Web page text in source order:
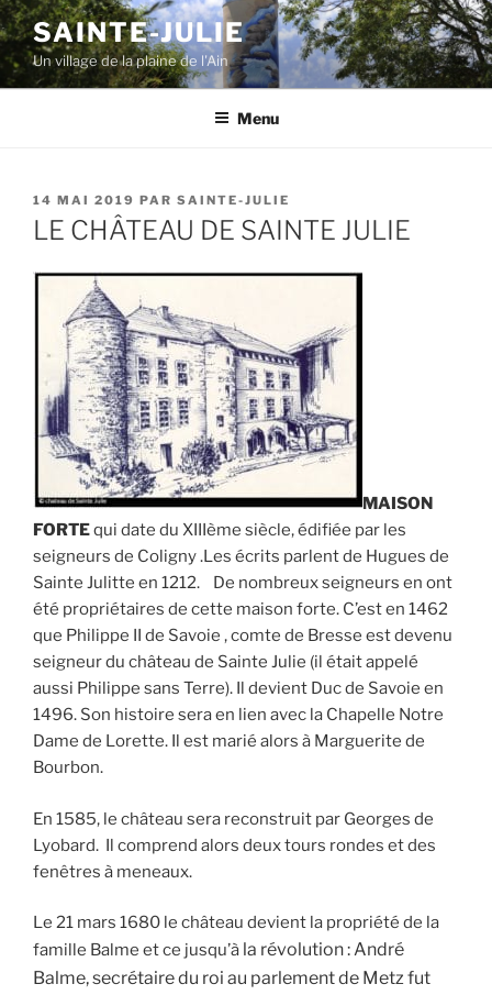
Aller
au
contenu
principal
SAINTE-JULIE
Un village de la plaine de l'Ain
Menu
PUBLIÉ
LE
14 MAI 2019 PAR SAINTE-JULIE
LE CHÂTEAU DE SAINTE JULIE
MAISON
FORTEqui date du XIIIème siècle, édifiée par les
seigneurs de Coligny .Les écrits parlent de Hugues de
Sainte Julitte en 1212. De nombreux seigneurs en ont
été propriétaires de cette maison forte. C’est en 1462
que Philippe II de Savoie , comte de Bresse est devenu
seigneur du château de Sainte Julie (il était appelé
aussi Philippe sans Terre). Il devient Duc de Savoie en
1496. Son histoire sera en lien avec la Chapelle Notre
Dame de Lorette. Il est marié alors à Marguerite de
Bourbon.
En 1585, le château sera reconstruit par Georges de
Lyobard. Il comprend alors deux tours rondes et des
fenêtres à meneaux.
Le 21 mars 1680 le château devient la propriété de la
famille Balme et ce jusqu’à la révolution : André
Balme, secrétaire du roi au parlement de Metz fut